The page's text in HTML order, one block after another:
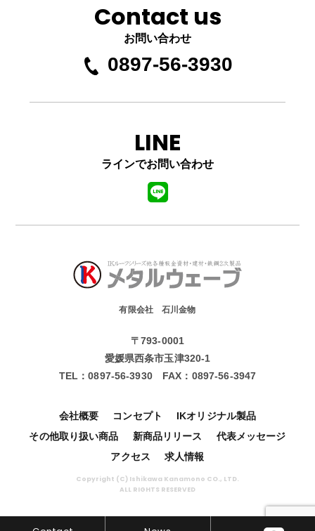
Contact us
お問い合わせ
0897-56-3930
LINE
ラインでお問い合わせ
有限会社 石川金物
〒793-0001
愛媛県西条市玉津320-1
TEL：0897-56-3930FAX： 0897-56-3947
会社概要 コンセプト
IKオリジナル製品
その他取り扱い商品
新商品リリース
代表メッセージ
アクセス
求人情報
Copyright (C) Ishikawa Kanamono CO., LTD.
ALL RIGHTS RESERVED